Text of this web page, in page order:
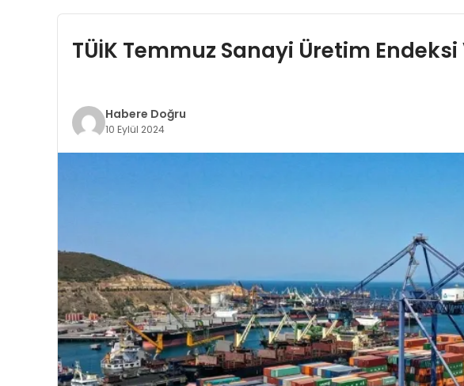
TÜİK Temmuz Sanayi Üretim
Habere Doğru
10 Eylül 2024